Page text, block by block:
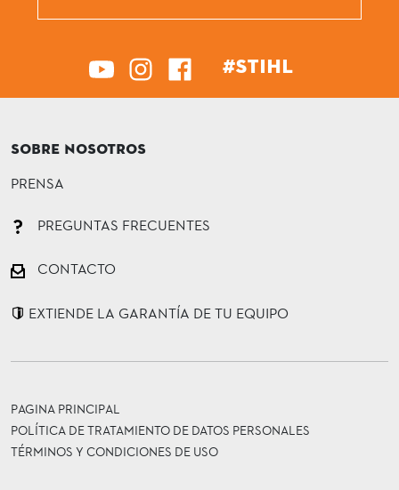
#STIHL
SOBRE NOSOTROS
PRENSA
PREGUNTAS FRECUENTES
CONTACTO
EXTIENDE LA GARANTÍA DE TU EQUIPO
PAGINA PRINCIPAL
POLÍTICA DE TRATAMIENTO DE DATOS PERSONALES
TÉRMINOS Y CONDICIONES DE USO